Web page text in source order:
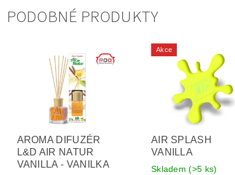
PODOBNÉ PRODUKTY
AROMA DIFUZÉR
L&D AIR NATUR
VANILLA - VANILKA
Akce
AIR SPLASH
VANILLA
Skladem(>5 ks)